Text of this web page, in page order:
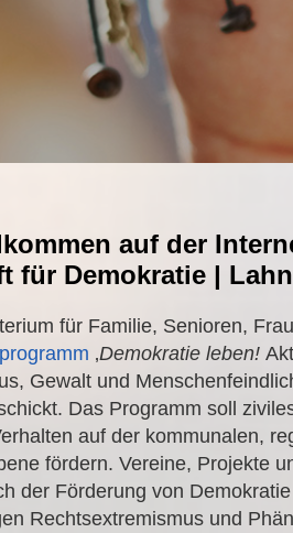
auf der
für Demokratie |
für Familie, Senioren,
‚Demokratie leben!
Gewalt und
Das Programm soll
auf der kommunalen,
fördern. Vereine, Projekte
der Förderung von
Rechtsextremismus und